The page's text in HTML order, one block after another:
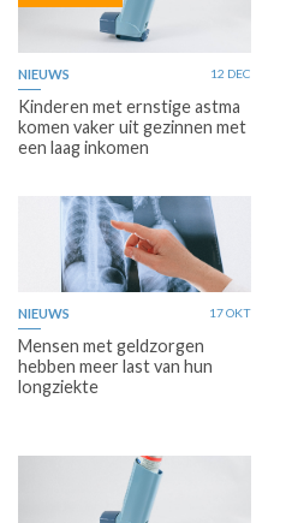
NIEUWS 12 DEC
Kinderen met ernstige astma
komen vaker uit gezinnen met
een laag inkomen
NIEUWS 17 OKT
Mensen met geldzorgen
hebben meer last van hun
longziekte